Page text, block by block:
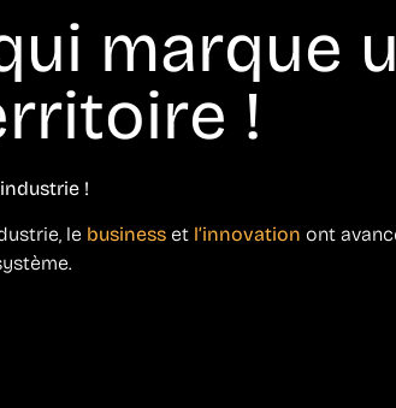
marque
!
!
le businesset l’innovation ont